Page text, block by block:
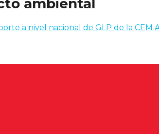
ambiental
a nivel nacional de GLP de la CEM